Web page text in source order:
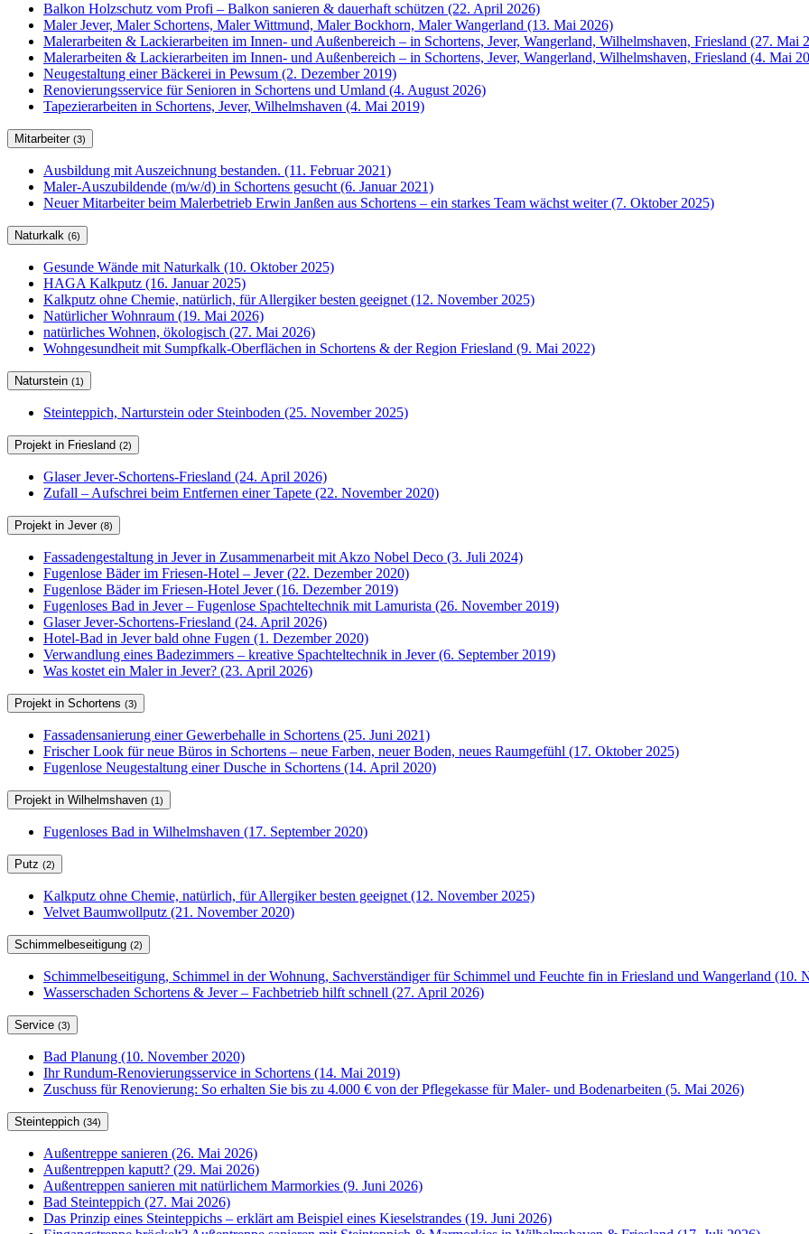
Balkon Holzschutz vom Profi – Balkon sanieren & dauerhaft schützen (22. April 2026)
Maler Jever, Maler Schortens, Maler Wittmund, Maler Bockhorn, Maler Wangerland (13. Mai 2026)
Malerarbeiten & Lackierarbeiten im Innen- und Außenbereich – in Schortens, Jever, Wangerland, Wilhelmshaven, Friesland (27. Mai
Malerarbeiten & Lackierarbeiten im Innen- und Außenbereich – in Schortens, Jever, Wangerland, Wilhelmshaven, Friesland (4. Mai
Neugestaltung einer Bäckerei in Pewsum (2. Dezember 2019)
Renovierungsservice für Senioren in Schortens und Umland (4. August 2026)
Tapezierarbeiten in Schortens, Jever, Wilhelmshaven (4. Mai 2019)
Mitarbeiter (3)
Ausbildung mit Auszeichnung bestanden. (11. Februar 2021)
Maler-Auszubildende (m/w/d) in Schortens gesucht (6. Januar 2021)
Neuer Mitarbeiter beim Malerbetrieb Erwin Janßen aus Schortens – ein starkes Team wächst weiter (7. Oktober 2025)
Naturkalk (6)
Gesunde Wände mit Naturkalk (10. Oktober 2025)
HAGA Kalkputz (16. Januar 2025)
Kalkputz ohne Chemie, natürlich, für Allergiker besten geeignet (12. November 2025)
Natürlicher Wohnraum (19. Mai 2026)
natürliches Wohnen, ökologisch (27. Mai 2026)
Wohngesundheit mit Sumpfkalk-Oberflächen in Schortens & der Region Friesland (9. Mai 2022)
Naturstein (1)
Steinteppich, Narturstein oder Steinboden (25. November 2025)
Projekt in Friesland (2)
Glaser Jever-Schortens-Friesland (24. April 2026)
Zufall – Aufschrei beim Entfernen einer Tapete (22. November 2020)
Projekt in Jever (8)
Fassadengestaltung in Jever in Zusammenarbeit mit Akzo Nobel Deco (3. Juli 2024)
Fugenlose Bäder im Friesen-Hotel – Jever (22. Dezember 2020)
Fugenlose Bäder im Friesen-Hotel Jever (16. Dezember 2019)
Fugenloses Bad in Jever – Fugenlose Spachteltechnik mit Lamurista (26. November 2019)
Glaser Jever-Schortens-Friesland (24. April 2026)
Hotel-Bad in Jever bald ohne Fugen (1. Dezember 2020)
Verwandlung eines Badezimmers – kreative Spachteltechnik in Jever (6. September 2019)
Was kostet ein Maler in Jever? (23. April 2026)
Projekt in Schortens (3)
Fassadensanierung einer Gewerbehalle in Schortens (25. Juni 2021)
Frischer Look für neue Büros in Schortens – neue Farben, neuer Boden, neues Raumgefühl (17. Oktober 2025)
Fugenlose Neugestaltung einer Dusche in Schortens (14. April 2020)
Projekt in Wilhelmshaven (1)
Fugenloses Bad in Wilhelmshaven (17. September 2020)
Putz (2)
Kalkputz ohne Chemie, natürlich, für Allergiker besten geeignet (12. November 2025)
Velvet Baumwollputz (21. November 2020)
Schimmelbeseitigung (2)
Schimmelbeseitigung, Schimmel in der Wohnung, Sachverständiger für Schimmel und Feuchte fin in Friesland und Wangerland (10.
Wasserschaden Schortens & Jever – Fachbetrieb hilft schnell (27. April 2026)
Service (3)
Bad Planung (10. November 2020)
Ihr Rundum-Renovierungsservice in Schortens (14. Mai 2019)
Zuschuss für Renovierung: So erhalten Sie bis zu 4.000 € von der Pflegekasse für Maler- und Bodenarbeiten (5. Mai 2026)
Steinteppich (34)
Außentreppe sanieren (26. Mai 2026)
Außentreppen kaputt? (29. Mai 2026)
Außentreppen sanieren mit natürlichem Marmorkies (9. Juni 2026)
Bad Steinteppich (27. Mai 2026)
Das Prinzip eines Steinteppichs – erklärt am Beispiel eines Kieselstrandes (19. Juni 2026)